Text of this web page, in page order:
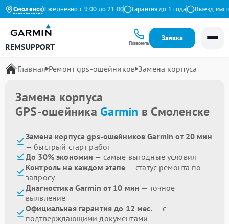
Смоленск
Яндекс Ежедневно с 9:00 до 21:00 Гарантия до 1 года Выезд
REMSUPPORT Позвонить
Заявка
Главная Ремонт gps-ошейников Замена корпуса
Замена корпуса
GPS-ошейника Garmin в Смоленске
Замена корпуса gps-ошейников Garmin от 20 мин
— быстрый старт работ
До 30% экономии — самые выгодные условия
Контроль на каждом этапе — статус ремонта по
запросу
Диагностика Garmin от 10 мин — точное
выявление
Официальная гарантия до 12 мес. — с
подтверждающими документами